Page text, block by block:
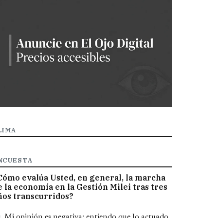
evalúa Usted, en general, la marcha
la economía en la Gestión Milei tras tres
transcurridos?